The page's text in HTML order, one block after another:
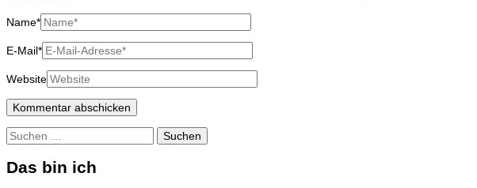
Name*
E-Mail*
Website
Suchen
nach:
Das bin ich